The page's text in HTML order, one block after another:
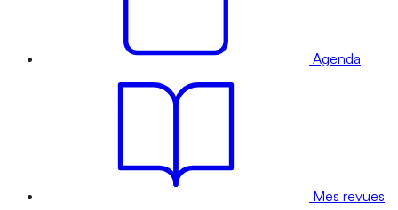
Agenda
Mes revues